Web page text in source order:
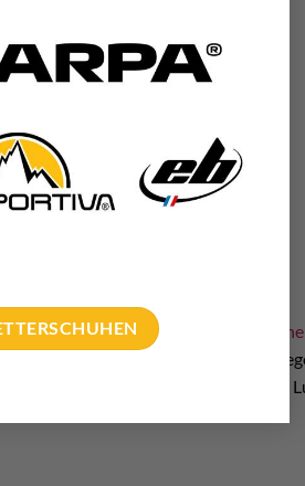
die Bohrlochreinigung mit einer
Einerseits helfen sie den Bolt
So kommt weniger Luft in Ihre